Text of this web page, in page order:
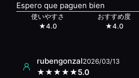
Espero que paguen bien
使いやすさ
★4.0
おすすめ度
★4.0
rubengonzal2026/03/13
★★★★★5.0